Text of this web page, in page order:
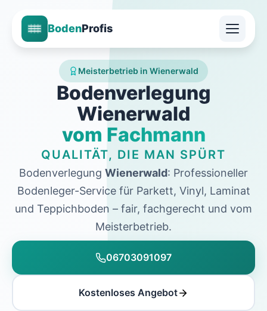
BodenProfis
Meisterbetrieb in Wienerwald
Bodenverlegung
Wienerwald
vom Fachmann
QUALITÄT, DIE MAN SPÜRT
Bodenverlegung Wienerwald: Professioneller
Bodenleger-Service für Parkett, Vinyl, Laminat
und Teppichboden – fair, fachgerecht und vom
Meisterbetrieb.
06703091097
Kostenloses Angebot